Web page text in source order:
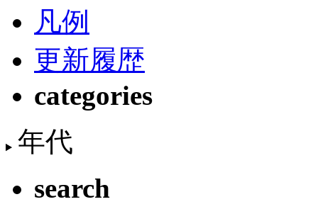
凡例
更新履歴
categories
年代
search